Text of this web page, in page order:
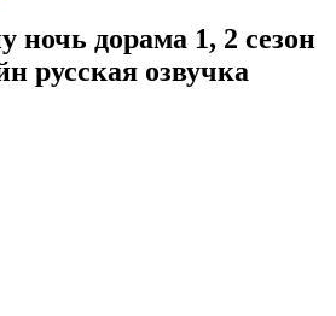
ночь дорама 1, 2 сезон
русская озвучка